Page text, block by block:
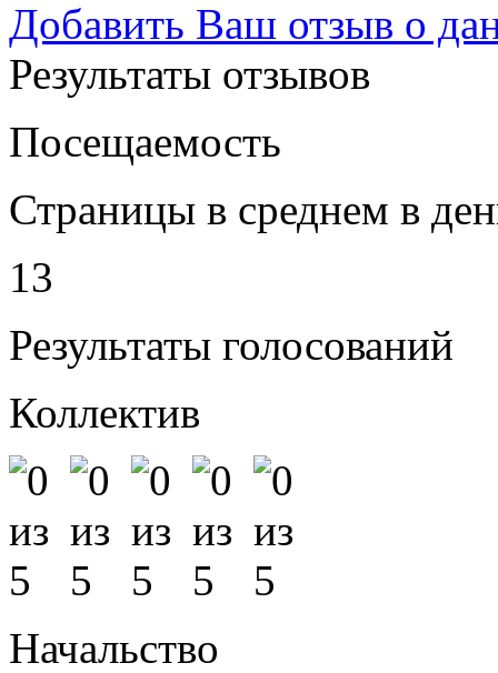
Добавить Ваш отзыв о
Результаты отзывов
Посещаемость
Страницы в среднем в
13
Результаты голосований
Коллектив
Начальство